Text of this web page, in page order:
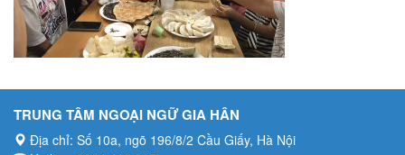
TRUNG TÂM NGOẠI NGỮ GIA HÂN
Địa chỉ: Số 10a, ngõ 196/8/2 Cầu Giấy, Hà Nội
Hotline: 0984.413.615
Email: tiengtrungvuive@gmail.com
LỊCH KHAI GIẢNG